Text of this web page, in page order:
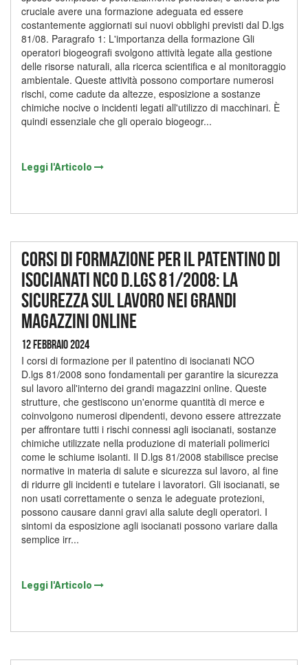
cruciale avere una formazione adeguata ed essere
costantemente aggiornati sui nuovi obblighi previsti dal D.lgs
81/08. Paragrafo 1: L'importanza della formazione Gli
operatori biogeografi svolgono attività legate alla gestione
delle risorse naturali, alla ricerca scientifica e al monitoraggio
ambientale. Queste attività possono comportare numerosi
rischi, come cadute da altezze, esposizione a sostanze
chimiche nocive o incidenti legati all'utilizzo di macchinari. È
quindi essenziale che gli operaio biogeogr...
Leggi l'Articolo
Corsi di formazione per il patentino di
isocianati NCO D.lgs 81/2008: la
sicurezza sul lavoro nei grandi
magazzini online
12 Febbraio 2024
I corsi di formazione per il patentino di isocianati NCO
D.lgs 81/2008 sono fondamentali per garantire la sicurezza
sul lavoro all'interno dei grandi magazzini online. Queste
strutture, che gestiscono un'enorme quantità di merce e
coinvolgono numerosi dipendenti, devono essere attrezzate
per affrontare tutti i rischi connessi agli isocianati, sostanze
chimiche utilizzate nella produzione di materiali polimerici
come le schiume isolanti. Il D.lgs 81/2008 stabilisce precise
normative in materia di salute e sicurezza sul lavoro, al fine
di ridurre gli incidenti e tutelare i lavoratori. Gli isocianati, se
non usati correttamente o senza le adeguate protezioni,
possono causare danni gravi alla salute degli operatori. I
sintomi da esposizione agli isocianati possono variare dalla
semplice irr...
Leggi l'Articolo